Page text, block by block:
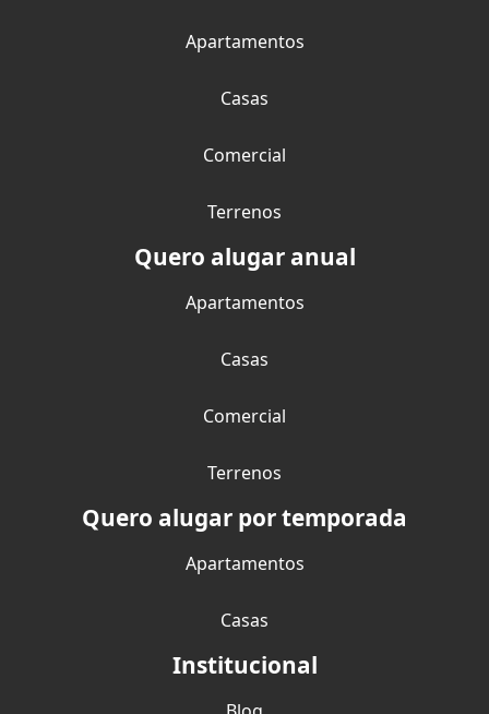
Apartamentos
Casas
Comercial
Terrenos
Quero alugar anual
Apartamentos
Casas
Comercial
Terrenos
Quero alugar por temporada
Apartamentos
Casas
Institucional